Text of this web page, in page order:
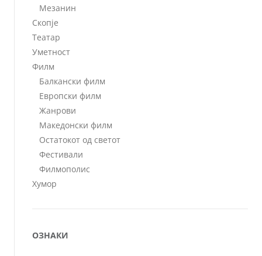
Мезанин
Скопје
Театар
Уметност
Филм
Балкански филм
Европски филм
Жанрови
Македонски филм
Остатокот од светот
Фестивали
Филмополис
Хумор
ОЗНАКИ